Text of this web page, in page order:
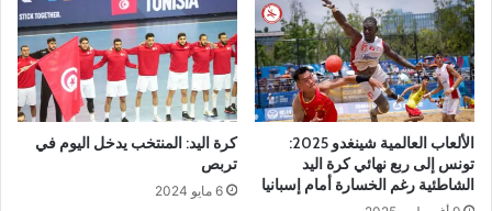
الألعاب العالمية شينغدو 2025:
تونس إلى ربع نهائي كرة اليد
الشاطئية رغم الخسارة أمام إسبانيا
كرة اليد: المنتخب يدخل اليوم في
تربص
6 مايو 2024